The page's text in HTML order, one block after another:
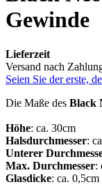
Gewinde
Lieferzeit
Versand nach
Seien Sie der erste,
Die Maße des Black
Höhe: ca. 30cm
Halsdurchmesser:
Unterer
Max. Durchmesser:
Glasdicke: ca. 0,5cm